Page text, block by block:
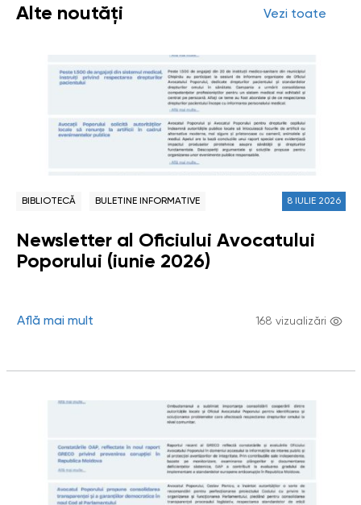
Alte noutăți Vezi toate
BIBLIOTECĂ BULETINE INFORMATIVE 8 IULIE 2026
Newsletter al Oficiului Avocatului
Poporului (iunie 2026)
Află mai mult 168 vizualizări